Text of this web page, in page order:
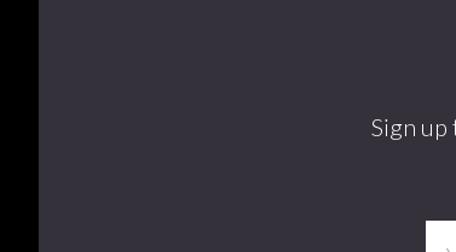
Sign up